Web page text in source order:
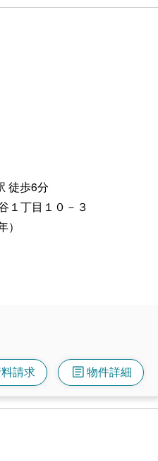
徒歩6分
１丁目１０－３
請求 article物件詳細